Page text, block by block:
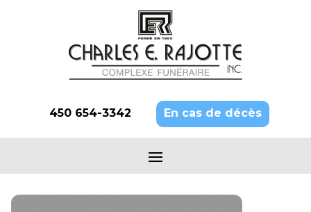
450 654-3342 En cas de décès